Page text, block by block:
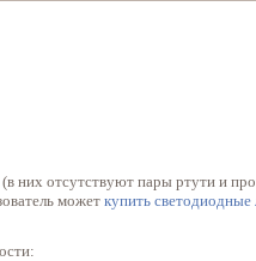
них отсутствуют пары ртути и
может купить